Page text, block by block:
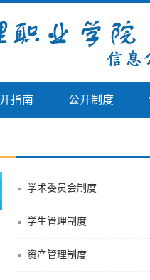
指南 公开制度
学术委员会制度
学生管理制度
资产管理制度